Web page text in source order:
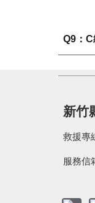
Q9： C
新竹
救援專
服務信